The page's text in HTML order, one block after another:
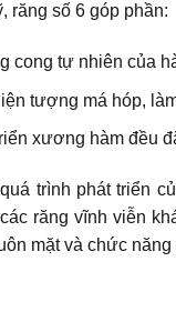
răng số 6 góp phần:
cong tự nhiên của
tượng má hóp,
xương hàm đều
trình phát triển
răng vĩnh viễn
mặt và chức năng